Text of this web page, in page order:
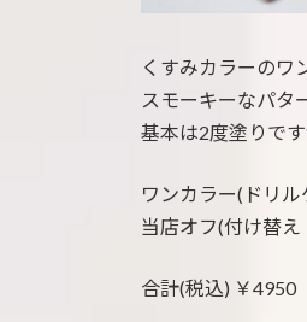
くすみカラーのワ
スモーキーなパタ
基本は2度塗りで
ワンカラー(ドリ
当店オフ(付け替
合計(税込) ￥4950